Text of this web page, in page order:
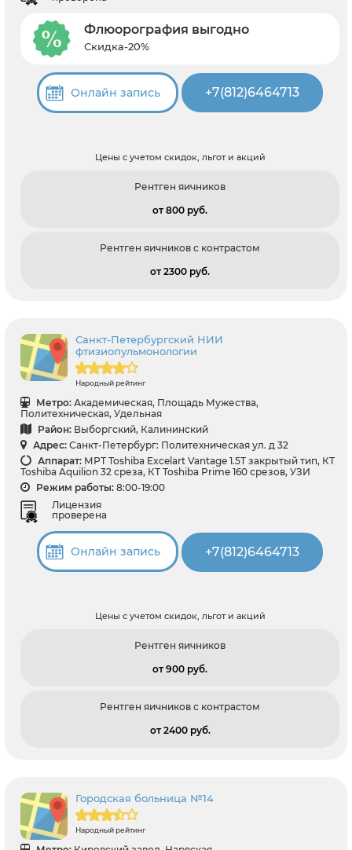
Флюорография выгодно
Скидка-20%
Онлайн запись +7(812)6464713
Цены с учетом скидок, льгот и акций
Рентген яичников
от 800 pуб.
Рентген яичников с контрастом
от 2300 pуб.
Санкт-Петербургский НИИ
фтизиопульмонологии
Народный рейтинг
Метро: Академическая, Площадь Мужества,
Политехническая, Удельная
Район: Выборгский, Калининский
Адрес: Санкт-Петербург: Политехническая ул. д 32
Аппарат: МРТ Toshiba Excelart Vantage 1.5T закрытый тип, КТ
Toshiba Aquilion 32 среза, КТ Toshiba Prime 160 срезов, УЗИ
Режим работы: 8:00-19:00
Лицензия
проверена
Онлайн запись +7(812)6464713
Цены с учетом скидок, льгот и акций
Рентген яичников
от 900 pуб.
Рентген яичников с контрастом
от 2400 pуб.
Городская больница №14
Народный рейтинг